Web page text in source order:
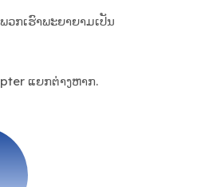
ກເຮົາພະຍາຍາມເປັນ
ແຍກຕ່າງຫາກ.